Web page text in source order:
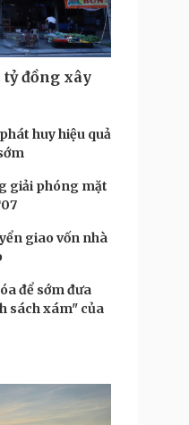
tỷ đồng xây
huy hiệu quả
giải phóng mặt
giao vốn nhà
để sớm đưa
sách xám" của